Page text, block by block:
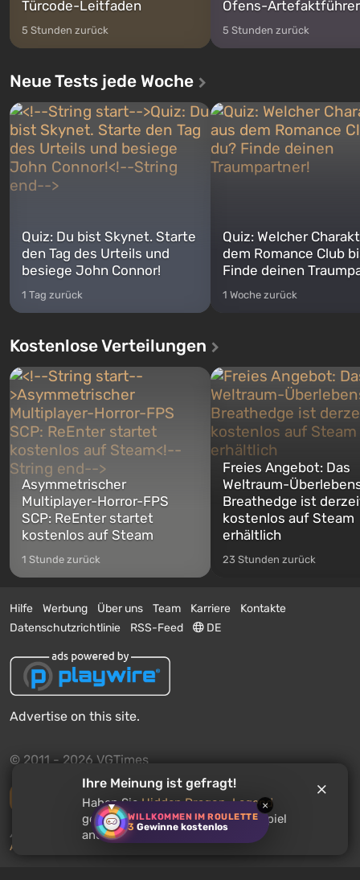
WILLKOMMEN IM ROULETTE
3 Gewinne kostenlos
×
Türcode-Leitfaden
5 Stunden zurück
Ofens-Artefaktführer
5 Stunden zurück
Neue Tests jede Woche
Quiz: Du bist Skynet. Starte
den Tag des Urteils und
besiege John Connor!
1 Tag zurück
Quiz: Welcher
dem Romance Club
Finde deinen
1 Woche zurück
Kostenlose Verteilungen
Asymmetrischer
Multiplayer-Horror-FPS
SCP: ReEnter startet
kostenlos auf Steam
1 Stunde zurück
Freies Angebot: Das
Weltraum-
Breathedge ist
kostenlos auf Steam
erhältlich
23 Stunden zurück
Hilfe Werbung Über uns Team Karriere
Kontakte
Datenschutzrichtlinie
RSS-Feed DE
Advertise on this site.
© 2011 - 2026 VGTimes
Vollständige Version
Push-Benachrichtigungen über Nachrichten:
Aktivieren
Ihre Meinung ist gefragt!
Haben SieHidden Dragon: Legend
gespielt? Empfehlen Sie dieses Spiel
anderen Nutzern?